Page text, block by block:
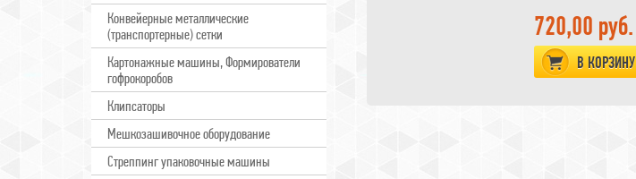
Конвейерные металлические
(транспортерные) сетки
Картонажные машины, Формирователи
гофрокоробов
Клипсаторы
Мешкозашивочное оборудование
Стреппинг упаковочные машины
720,00 руб.
В КОРЗИНУ